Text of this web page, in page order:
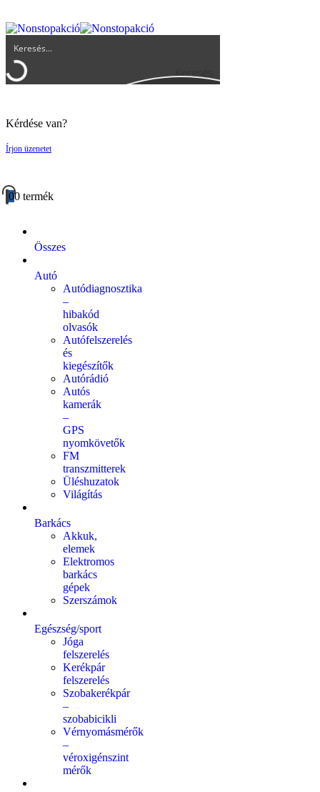
Keresés
Kérdése van?
Írjon üzenetet
00 termék
Összes
Autó
Autódiagnosztika
–
hibakód
olvasók
Autófelszerelés
és
kiegészítők
Autórádió
Autós
kamerák
–
GPS
nyomkövetők
FM
transzmitterek
Üléshuzatok
Világítás
Barkács
Akkuk,
elemek
Elektromos
barkács
gépek
Szerszámok
Egészség/sport
Jóga
felszerelés
Kerékpár
felszerelés
Szobakerékpár
–
szobabicikli
Vérnyomásmérők
–
véroxigénszint
mérők